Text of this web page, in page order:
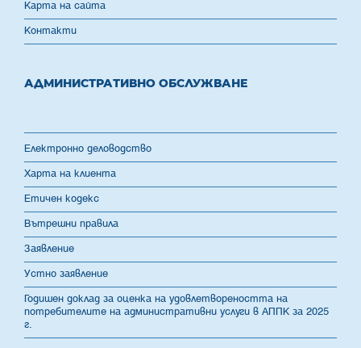
Карта на сайта
Контакти
АДМИНИСТРАТИВНО ОБСЛУЖВАНЕ
Електронно деловодство
Харта на клиента
Етичен кодекс
Вътрешни правила
Заявление
Устно заявление
Годишен доклад за оценка на удовлетвореността на
потребителите на административни услуги в АППК за 2025
г.